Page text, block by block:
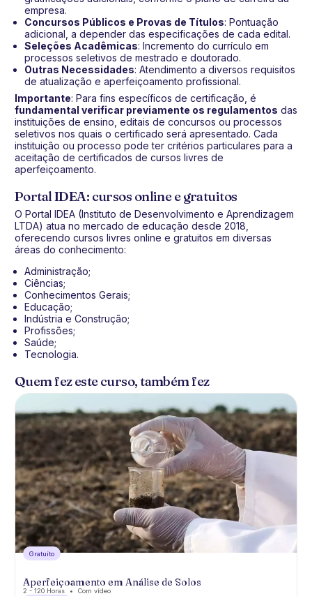
empresa.
Concursos Públicos e Provas de Títulos: Pontuação
adicional, a depender das especificações de cada edital.
Seleções Acadêmicas: Incremento do currículo em
processos seletivos de mestrado e doutorado.
Outras Necessidades: Atendimento a diversos requisitos
de atualização e aperfeiçoamento profissional.
Importante: Para fins específicos de certificação, é
fundamental verificar previamente os regulamentos das
instituições de ensino, editais de concursos ou processos
seletivos nos quais o certificado será apresentado. Cada
instituição ou processo pode ter critérios particulares para a
aceitação de certificados de cursos livres de
aperfeiçoamento.
Portal IDEA: cursos online e gratuitos
O Portal IDEA (Instituto de Desenvolvimento e Aprendizagem
LTDA) atua no mercado de educação desde 2018,
oferecendo cursos livres online e gratuitos em diversas
áreas do conhecimento:
Administração;
Ciências;
Conhecimentos Gerais;
Educação;
Indústria e Construção;
Profissões;
Saúde;
Tecnologia.
Quem fez este curso, também fez
Gratuíto
Aperfeiçoamento em Análise de Solos
2 - 120 Horas
Com vídeo